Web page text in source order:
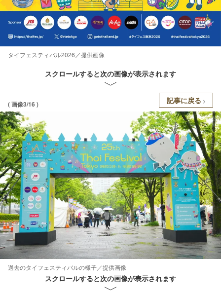
タイフェスティバル2026／提供画像
スクロールすると次の画像が表示されます
( 画像3/16 ) 記事に戻る
過去のタイフェスティバルの様子／提供画像
スクロールすると次の画像が表示されます